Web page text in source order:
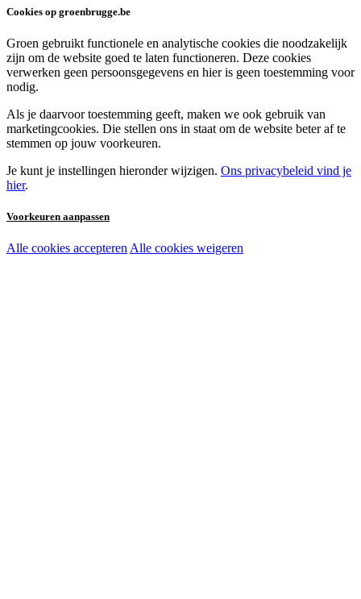
Cookies op groenbrugge.be
Groen gebruikt functionele en analytische cookies die noodzakelijk
zijn om de website goed te laten functioneren. Deze cookies
verwerken geen persoonsgegevens en hier is geen toestemming voor
nodig.
Als je daarvoor toestemming geeft, maken we ook gebruik van
marketingcookies. Die stellen ons in staat om de website beter af te
stemmen op jouw voorkeuren.
Je kunt je instellingen hieronder wijzigen. Ons privacybeleid vind je
hier.
Voorkeuren aanpassen
Noodzakelijke cookies:
Alle cookies accepteren Alle cookies weigeren